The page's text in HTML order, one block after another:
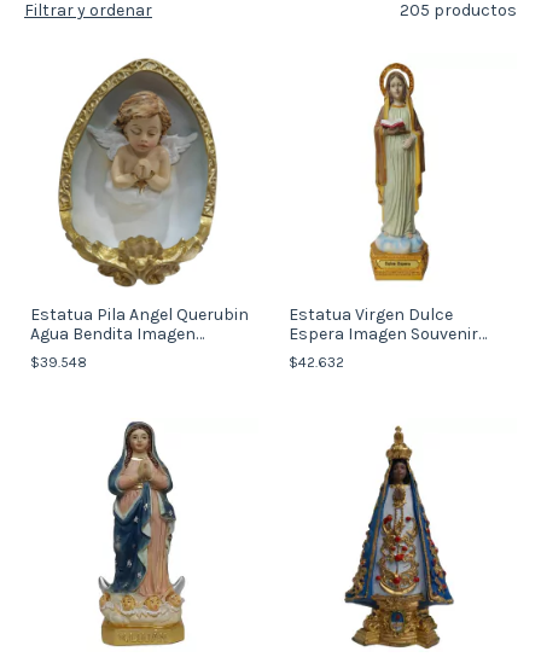
Filtrar y ordenar 205 productos
Estatua Pila Angel Querubin
Agua Bendita Imagen
Souvenirs (italy)
$39.548
Estatua Virgen Dulce
Espera Imagen Souvenir
Italy
$42.632